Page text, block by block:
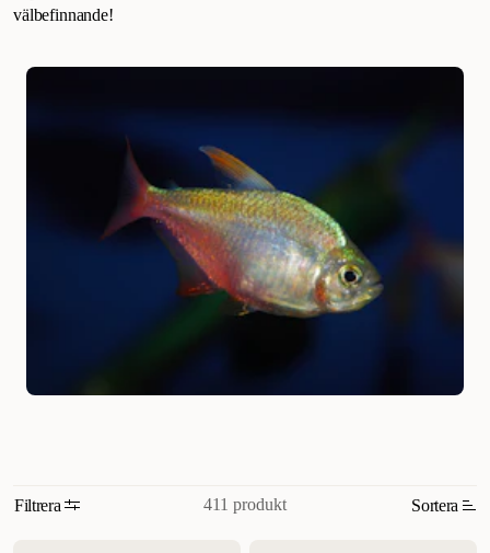
välbefinnande!
Filtrera 411 produkt Sortera